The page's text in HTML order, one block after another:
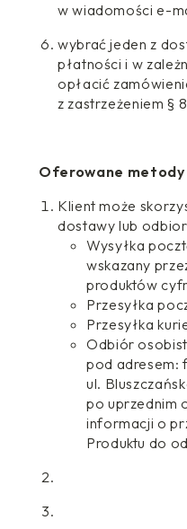
w wiadomości e-
wybrać jeden z
płatności i w
opłacić
z zastrzeżeniem §
Oferowane
Klient może
dostawy lub
Wysyłka
wskazany
produktów
Przesyłka
Przesyłka
Odbiór
pod adresem:
ul.
po uprzednim
informacji o
Produktu do